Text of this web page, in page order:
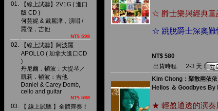
01.
【線上試聽】2V1G ( 進口
版 CD )
何芸妮 & 戴麗津，演唱 /
羅傑，吉他
NT$ 598
02.
【線上試聽】阿波羅
APOLLO ( 加拿大進口CD
)
丹尼爾．頓波：大提琴／
凱莉．頓波：吉他
Daniel & Carey Domb,
cello and guitar
NT$ 598
03.
【 線上試聽 】全體齊奏！
☆ 爵士樂與經典童
☆ 跳脫爵士深奧難
NT$ 580
出貨時程:
2-3 天
Kim Chong：聚散兩依
Hellos ＆ Goodbyes By
★ 輕盈通透的演奏